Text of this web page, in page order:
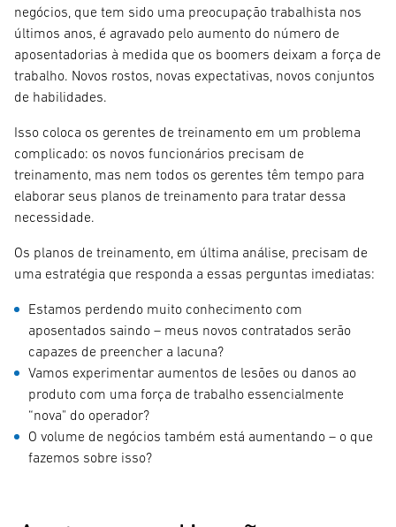
negócios, que tem sido uma preocupação trabalhista nos
últimos anos, é agravado pelo aumento do número de
aposentadorias à medida que os boomers deixam a força de
trabalho. Novos rostos, novas expectativas, novos conjuntos
de habilidades.
Isso coloca os gerentes de treinamento em um problema
complicado: os novos funcionários precisam de
treinamento, mas nem todos os gerentes têm tempo para
elaborar seus planos de treinamento para tratar dessa
necessidade.
Os planos de treinamento, em última análise, precisam de
uma estratégia que responda a essas perguntas imediatas:
Estamos perdendo muito conhecimento com
aposentados saindo – meus novos contratados serão
capazes de preencher a lacuna?
Vamos experimentar aumentos de lesões ou danos ao
produto com uma força de trabalho essencialmente
“nova" do operador?
O volume de negócios também está aumentando – o que
fazemos sobre isso?